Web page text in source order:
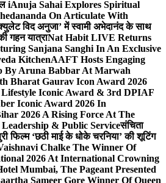
iAnuja Sahai Explores Spiritual
On Articulate With
विद अनुजा’ में स्वामी अभेदानंद के साथ
गहन यात्राNat Habit LIVE Returns
Sanjana Sanghi In An Exclusive
KitchenAAFT Hosts Engaging
By Aruna Babbar At Marwah
Bharat Gaurav Icon Award 2026
Iconic Award & 3rd DPIAF
Iconic Award 2026 In
2026 A Rising Force At The
& Public Serviceसंचिता
फिल्म ‘छठी माई के धोके चरनिया’ की शूटिंग
Chalke The Winner Of
2026 At International Crowning
Mumbai, The Pageant Presented
Sameer Gore Winner Of Queen